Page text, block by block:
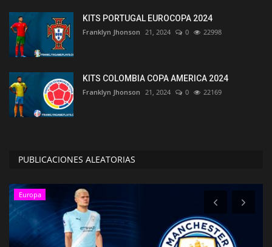
KITS PORTUGAL EUROCOPA 2024
Franklyn Jhonson 21, 2024 0 22998
KITS COLOMBIA COPA AMERICA 2024
Franklyn Jhonson 21, 2024 0 22169
PUBLICACIONES ALEATORIAS
Europa